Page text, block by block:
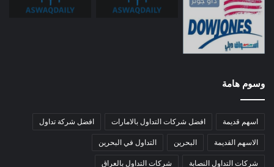
وسوم هامة
اسهم قديمة افضل شركات التداول بالامارات افضل شركة تداول
الاسهم القديمة البحرين التداول في البحرين
شركات التداول النصابة شركات التداول بالعراق